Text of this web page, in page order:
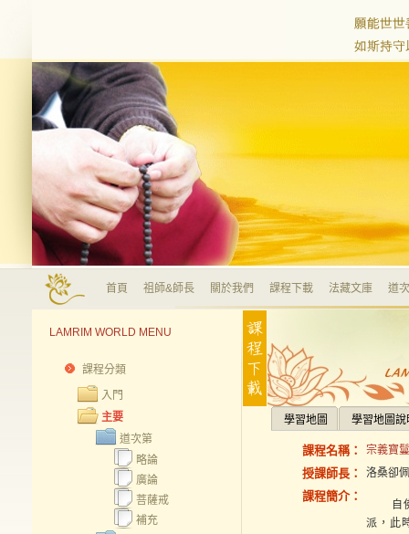
首頁 祖師&師長 關於我們 課程下載 法藏文庫 道
LAMRIM WORLD MENU
課程分類
入門
主要
道次第
略論
廣論
菩薩戒
補充
學習地圖 學習地圖說
課程名稱： 宗義寶
授課師長： 洛桑卻
課程簡介：
自佛
派，此